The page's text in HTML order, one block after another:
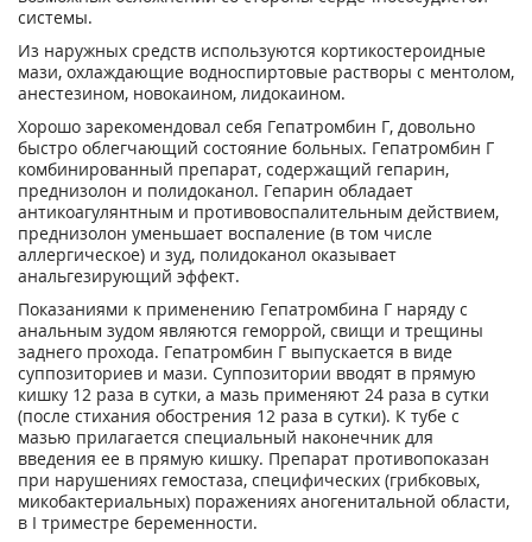
системы.
Из наружных средств используются кортикостероидные
мази, охлаждающие водноспиртовые растворы с ментолом,
анестезином, новокаином, лидокаином.
Хорошо зарекомендовал себя Гепатромбин Г, довольно
быстро облегчающий состояние больных. Гепатромбин Г
комбинированный препарат, содержащий гепарин,
преднизолон и полидоканол. Гепарин обладает
антикоагулянтным и противовоспалительным действием,
преднизолон уменьшает воспаление (в том числе
аллергическое) и зуд, полидоканол оказывает
анальгезирующий эффект.
Показаниями к применению Гепатромбина Г наряду с
анальным зудом являются геморрой, свищи и трещины
заднего прохода. Гепатромбин Г выпускается в виде
суппозиториев и мази. Суппозитории вводят в прямую
кишку 12 раза в сутки, а мазь применяют 24 раза в сутки
(после стихания обострения 12 раза в сутки). К тубе с
мазью прилагается специальный наконечник для
введения ее в прямую кишку. Препарат противопоказан
при нарушениях гемостаза, специфических (грибковых,
микобактериальных) поражениях аногенитальной области,
в I триместре беременности.